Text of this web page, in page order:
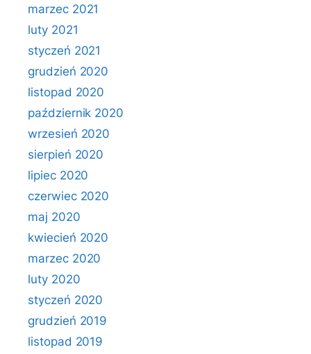
marzec 2021
luty 2021
styczeń 2021
grudzień 2020
listopad 2020
październik 2020
wrzesień 2020
sierpień 2020
lipiec 2020
czerwiec 2020
maj 2020
kwiecień 2020
marzec 2020
luty 2020
styczeń 2020
grudzień 2019
listopad 2019